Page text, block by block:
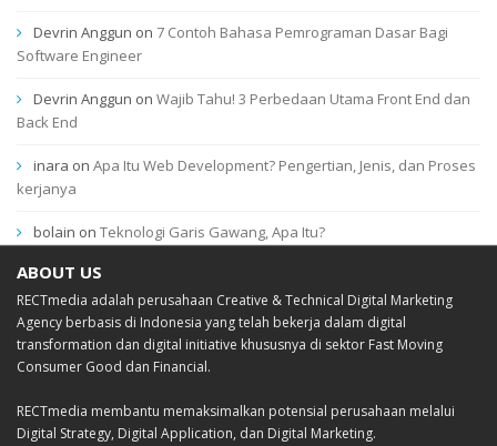
Devrin Anggun on 7 Contoh Bahasa Pemrograman Dasar Bagi
Software Engineer
Devrin Anggun on Wajib Tahu! 3 Perbedaan Utama Front End dan
Back End
inara on Apa Itu Web Development? Pengertian, Jenis, dan Proses
kerjanya
bolain on Teknologi Garis Gawang, Apa Itu?
ABOUT US
RECTmedia adalah perusahaan Creative & Technical Digital Marketing
Agency berbasis di Indonesia yang telah bekerja dalam digital
transformation dan digital initiative khususnya di sektor Fast Moving
Consumer Good dan Financial.
RECTmedia membantu memaksimalkan potensial perusahaan melalui
Digital Strategy, Digital Application, dan Digital Marketing.